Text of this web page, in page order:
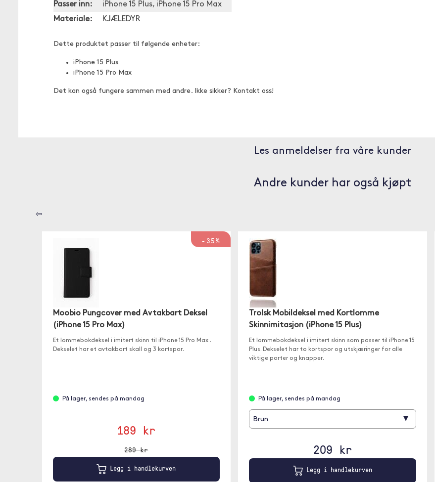
Passer inn:
iPhone 15 Plus, iPhone 15 Pro Max
Materiale:
KJÆLEDYR
Dette produktet passer til følgende enheter:
iPhone 15 Plus
iPhone 15 Pro Max
Det kan også fungere sammen med andre. Ikke sikker? Kontakt oss!
Les anmeldelser fra våre kunder
Andre kunder har også kjøpt
⇦
-35%
Moobio Pungcover med Avtakbart Deksel
(iPhone 15 Pro Max)
Et lommebokdeksel i imitert skinn til iPhone 15 Pro Max .
Dekselet har et avtakbart skall og 3 kortspor.
På lager, sendes på mandag
189 kr
289 kr
Legg i handlekurven
Trolsk Mobildeksel med Kortlomme
Skinnimitasjon (iPhone 15 Plus)
Et lommebokdeksel i imitert skinn som passer til iPhone 15
Plus. Dekselet har to kortspor og utskjæringer for alle
viktige porter og knapper.
På lager, sendes på mandag
Brun ▾
209 kr
Legg i handlekurven